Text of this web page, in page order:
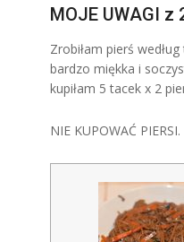
MOJE UWAGI z
Zrobiłam pierś
bardzo miękka i
kupiłam 5 tacek x 2
NIE KUPOWAĆ